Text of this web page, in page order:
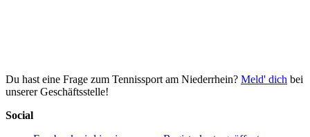
Du hast eine Frage zum Tennissport am Niederrhein? Meld' dich bei
unserer Geschäftsstelle!
Social